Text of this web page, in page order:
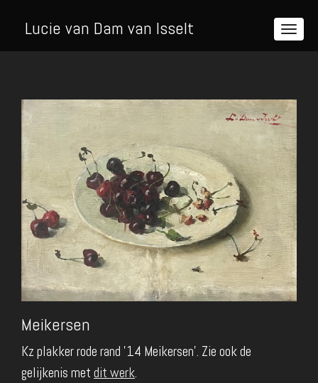
Lucie van Dam van Isselt
Meikersen
Kz plakker rode rand '14 Meikersen'. Zie ook de
gelijkenis met dit werk.